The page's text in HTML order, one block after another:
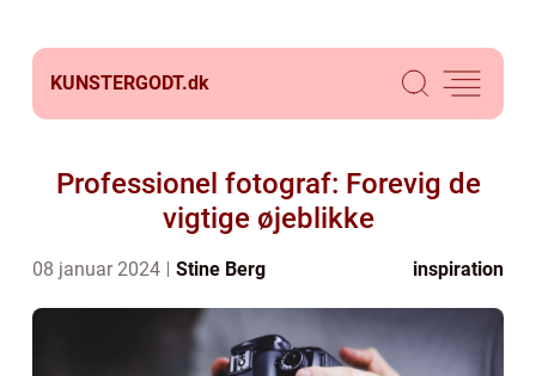
KUNSTERGODT.dk
Professionel fotograf: Forevig de
vigtige øjeblikke
08 januar 2024 Stine Berg inspiration